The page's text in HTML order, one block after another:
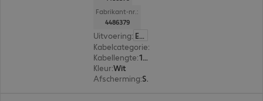
Fabrikant-nr.:
4486379
Uitvoering: Europa
Kabelcategorie:
Kabellengte: 1 m
Kleur:Wit
Afscherming: S/FTP (PIMF)